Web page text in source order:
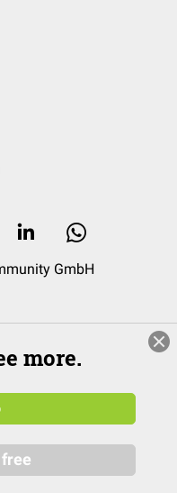
GmbH
more.